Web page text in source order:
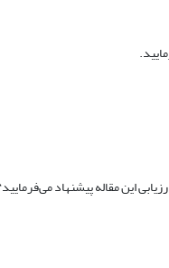
این مقاله پیشنهاد